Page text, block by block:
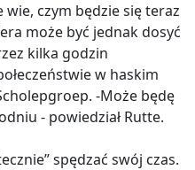
wie, czym będzie się teraz
może być jednak dosyć
kilka godzin
w haskim
-Może będę
- powiedział Rutte.
spędzać swój czas.